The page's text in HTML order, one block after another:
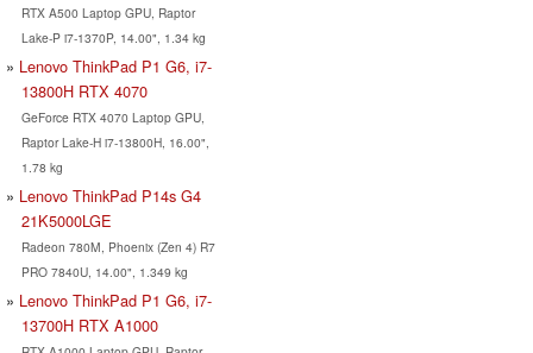
RTX A500 Laptop GPU, Raptor
Lake-P i7-1370P, 14.00", 1.34 kg
Lenovo ThinkPad P1 G6, i7-
13800H RTX 4070
GeForce RTX 4070 Laptop GPU,
Raptor Lake-H i7-13800H, 16.00",
1.78 kg
Lenovo ThinkPad P14s G4
21K5000LGE
Radeon 780M, Phoenix (Zen 4) R7
PRO 7840U, 14.00", 1.349 kg
Lenovo ThinkPad P1 G6, i7-
13700H RTX A1000